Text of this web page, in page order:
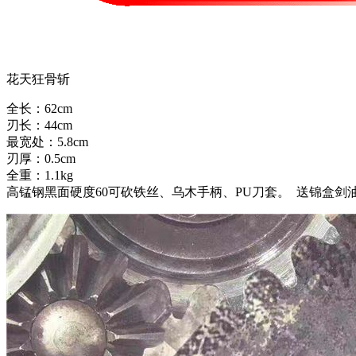
花天狂骨斩
全长：62cm
刃长：44cm
最宽处：5.8cm
刃厚：0.5cm
全重：1.1kg
高锰钢黑面硬度60可砍铁丝、乌木手柄、PU刀套。 送锦盒剑